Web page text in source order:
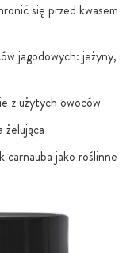
się przed kwasem
jagodowych: jeżyny,
z użytych owoców
carnauba jako roślinne